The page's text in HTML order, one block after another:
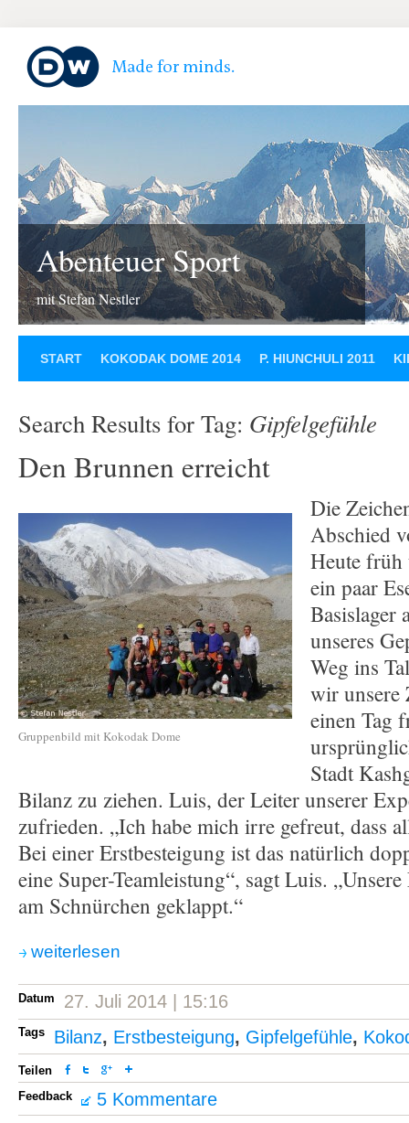
Abenteuer Sport
mit Stefan Nestler
START KOKODAK DOME 2014 P. HIUNCHULI 2011
Search Results for Tag: Gipfelgefühle
Den Brunnen erreicht
Gruppenbild mit Kokodak Dome
Die
Abschied
Heute früh
ein paar
Basislager
unseres
Weg ins
wir unsere
einen Tag
Stadt
Bilanz zu ziehen. Luis, der Leiter unserer
zufrieden. „Ich habe mich irre gefreut, dass
Bei einer Erstbesteigung ist das natürlich
eine Super-Teamleistung“, sagt Luis.
am Schnürchen geklappt.“
weiterlesen
Datum 27. Juli 2014 | 15:16
Tags Bilanz, Erstbesteigung, Gipfelgefühle,
Teilen
Feedback
5 Kommentare